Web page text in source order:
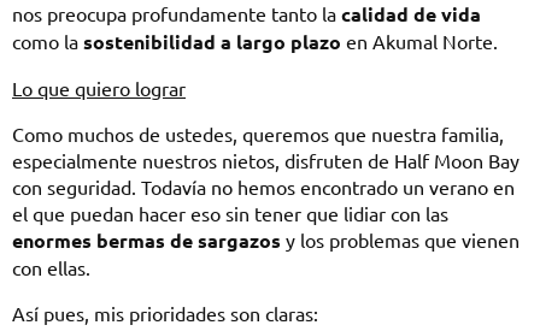
nos preocupa profundamente tanto la calidad de vida
como la sostenibilidad a largo plazo en Akumal Norte.
Lo que quiero lograr
Como muchos de ustedes, queremos que nuestra familia,
especialmente nuestros nietos, disfruten de Half Moon Bay
con seguridad. Todavía no hemos encontrado un verano en
el que puedan hacer eso sin tener que lidiar con las
enormes bermas de sargazos y los problemas que vienen
con ellas.
Así pues, mis prioridades son claras: